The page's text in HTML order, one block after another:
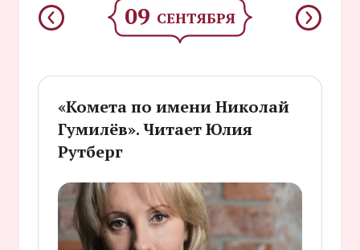
09 СЕНТЯБРЯ
«Комета по имени Николай
Гумилёв». Читает Юлия
Рутберг